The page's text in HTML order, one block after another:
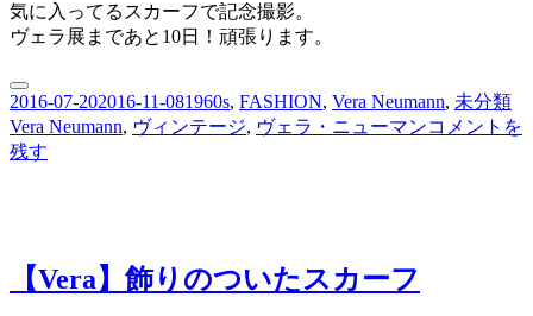
気に入ってるスカーフで記念撮影。
ヴェラ展まであと10日！頑張ります。
投
稿
日:
2016-07-202016-11-08カ
テ
1960s, FASHION, Vera Neumann, 未分類タ
グ
Vera Neumann, ヴィンテージ, ヴェラ・ニューマン【Vera】
コメントを
残す
【Vera】飾りのついたスカーフ